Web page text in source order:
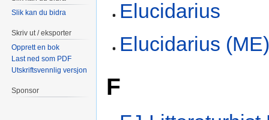
Elucidarius
Elucidarius
F
Slik kan du bidra
Skriv ut / eksporter
Opprett en bok
Last ned som PDF
Utskriftsvennlig versjon
Sponsor